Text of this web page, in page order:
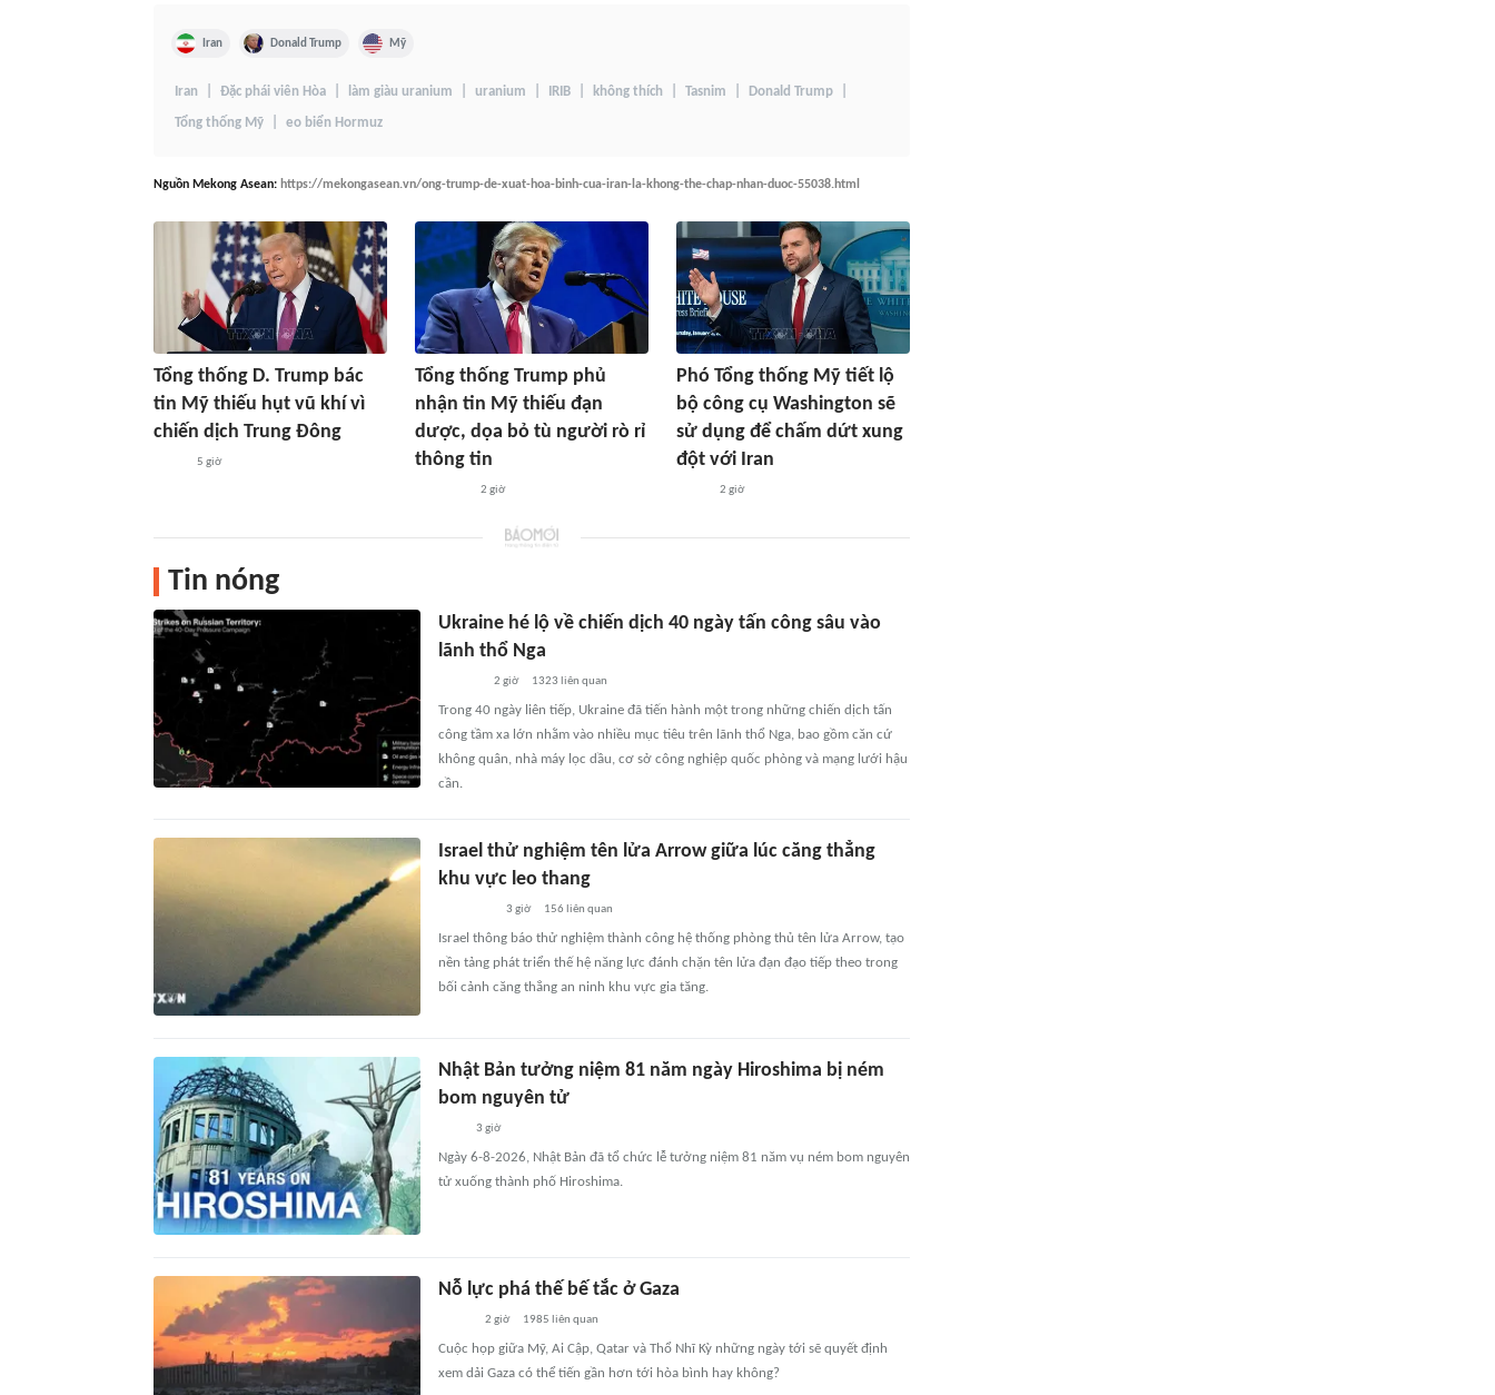
Iran Donald Trump Mỹ
Iran Đặc phái viên Hòa làm giàu uranium uranium IRIB không thích Tasnim Donald Trump
Tổng thống Mỹ eo biển Hormuz
Nguồn Mekong Asean: https://mekongasean.vn/ong-trump-de-xuat-hoa-binh-cua-iran-la-khong-the-chap-nhan-duoc-55038.html
Tổng thống D. Trump bác
tin Mỹ thiếu hụt vũ khí vì
chiến dịch Trung Đông
5 giờ
Tổng thống Trump phủ
nhận tin Mỹ thiếu đạn
dược, dọa bỏ tù người rò rỉ
thông tin
2 giờ
Phó Tổng thống Mỹ tiết lộ
bộ công cụ Washington sẽ
sử dụng để chấm dứt xung
đột với Iran
2 giờ
Tin nóng
Ukraine hé lộ về chiến dịch 40 ngày tấn công sâu vào
lãnh thổ Nga
2 giờ 1323 liên quan
Trong 40 ngày liên tiếp, Ukraine đã tiến hành một trong những chiến dịch tấn
công tầm xa lớn nhằm vào nhiều mục tiêu trên lãnh thổ Nga, bao gồm căn cứ
không quân, nhà máy lọc dầu, cơ sở công nghiệp quốc phòng và mạng lưới hậu
cần.
Israel thử nghiệm tên lửa Arrow giữa lúc căng thẳng
khu vực leo thang
3 giờ 156 liên quan
Israel thông báo thử nghiệm thành công hệ thống phòng thủ tên lửa Arrow, tạo
nền tảng phát triển thế hệ năng lực đánh chặn tên lửa đạn đạo tiếp theo trong
bối cảnh căng thẳng an ninh khu vực gia tăng.
Nhật Bản tưởng niệm 81 năm ngày Hiroshima bị ném
bom nguyên tử
3 giờ
Ngày 6-8-2026, Nhật Bản đã tổ chức lễ tưởng niệm 81 năm vụ ném bom nguyên
tử xuống thành phố Hiroshima.
Nỗ lực phá thế bế tắc ở Gaza
2 giờ 1985 liên quan
Cuộc họp giữa Mỹ, Ai Cập, Qatar và Thổ Nhĩ Kỳ những ngày tới sẽ quyết định
xem dải Gaza có thể tiến gần hơn tới hòa bình hay không?